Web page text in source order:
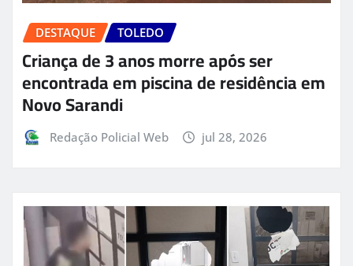
DESTAQUE TOLEDO
Criança de 3 anos morre após ser
encontrada em piscina de residência em
Novo Sarandi
Redação Policial Web jul 28, 2026